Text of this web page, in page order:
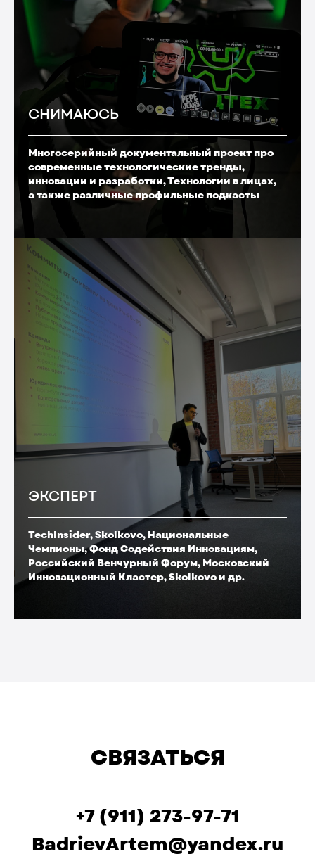
СНИМАЮСЬ
Многосерийный документальный проект про
современные технологические тренды,
инновации и разработки, Технологии в лицах,
а также различные профильные подкасты
ЭКСПЕРТ
TechInsider, Skolkovo, Национальные
Чемпионы, Фонд Содействия Инновациям,
Российский Венчурный Форум, Московский
Инновационный Кластер, Skolkovo и др.
СВЯЗАТЬСЯ
+7 (911) 273-97-71
BadrievArtem@yandex.ru